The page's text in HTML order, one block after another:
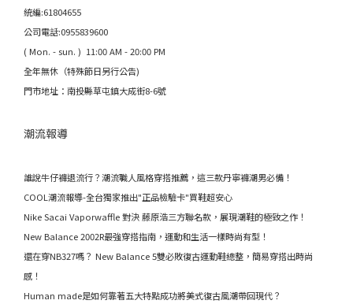
統編:61804655
公司電話:0955839600
( Mon. - sun. ) 11:00 AM - 20:00 PM
全年無休（特殊節日另行公告)
門市地址：南投縣草屯鎮大成街8-6號
潮流報導
誰說牛仔褲退流行？潮流職人風格穿搭推薦，這三款丹寧褲潮男必備！
COOL潮流報導-全台獨家推出"正品檢驗卡"買鞋超安心
Nike Sacai Vaporwaffle 對決 藤原浩三方聯名款，展現潮鞋的極致之作！
New Balance 2002R最強穿搭指南，運動和生活一樣時尚有型！
還在穿NB327嗎？ New Balance 5雙必敗復古運動鞋總整，簡易穿搭出時尚
感！
Human made是如何靠著五大特點成功將美式復古風潮帶回現代？